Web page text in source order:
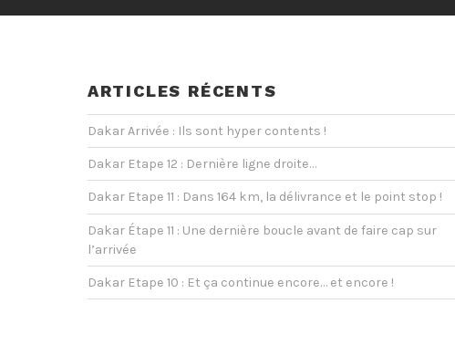
ARTICLES RÉCENTS
Dakar Arrivée : Ils sont hyper contents !
Dakar Etape 12 : Dernière ligne droite…
Dakar Etape 11 : Dans 164 km, la délivrance et le point stop !
Dakar Étape 11 : Une dernière boucle avant de faire cap sur
l’arrivée
Dakar Etape 10 : Et ça continue encore… et encore !